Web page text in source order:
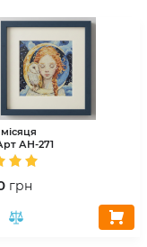
АН-271
грн